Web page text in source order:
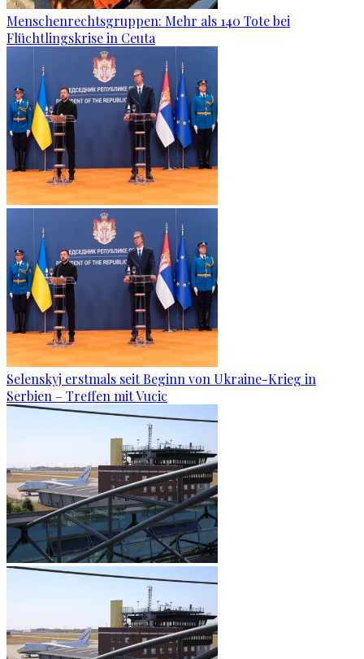
Menschenrechtsgruppen: Mehr als 140 Tote bei
Flüchtlingskrise in Ceuta
Selenskyj erstmals seit Beginn von Ukraine-Krieg in
Serbien – Treffen mit Vucic